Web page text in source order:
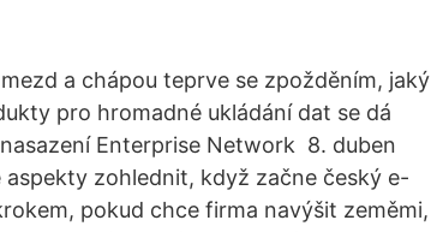
a chápou teprve se zpožděním, jaký
pro hromadné ukládání dat se dá
Enterprise Network 8. duben
zohlednit, když začne český e-
pokud chce firma navýšit zeměmi,